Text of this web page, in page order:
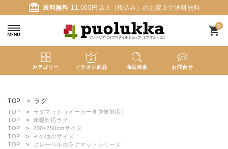
card_giftcard 送料無料 11,000円以上（税込み）のお買上で送料無料
0
shopping_cart
カテゴリー イチオシ商品 商品検索 お問合せ
ようこそ ゲスト 様
meeting_room ログイン
TOP ラグ
TOP
ラグマット（メーカー直送便対応）
TOP
床暖対応ラグ
TOP
200×250cmサイズ
TOP
その他のサイズ
TOP
プレーベルのラグマットシリーズ